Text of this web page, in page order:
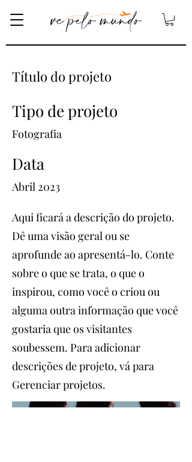
Título do projeto
Tipo de projeto
Fotografia
Data
Abril 2023
Aqui ficará a descrição do projeto.
Dê uma visão geral ou se
aprofunde ao apresentá-lo. Conte
sobre o que se trata, o que o
inspirou, como você o criou ou
alguma outra informação que você
gostaria que os visitantes
soubessem. Para adicionar
descrições de projeto, vá para
Gerenciar projetos.